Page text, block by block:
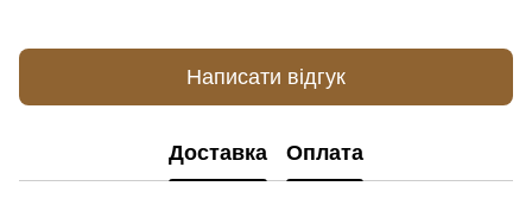
Написати відгук
Доставка Оплата